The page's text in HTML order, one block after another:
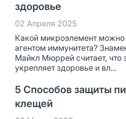
здоровье
02 Апреля 2025
Какой микроэлемент можно
агентом иммунитета?
Майкл Мюррей считает, что
укрепляет здоровье и вл...
5 Способов защиты
клещей